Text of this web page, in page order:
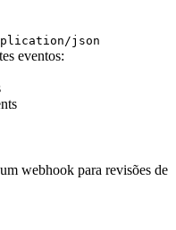
json
eventos:
webhook para revisões de